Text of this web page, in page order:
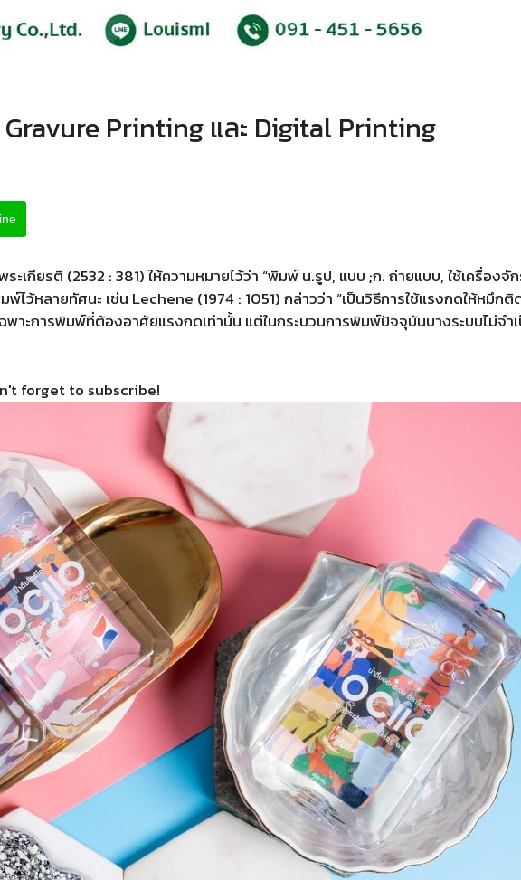
Printing และ Digital Printing
ะเกียรติ (2532 : 381) ให้ความหมายไว้ว่า “พิมพ์ น.รูป, แบบ ;ก. ถ่ายแบบ, ใช้เครื่อ
ว้หลายทัศนะ เช่น Lechene (1974 : 1051) กล่าวว่า “เป็นวิธีการใช้แรงกดให้ห
พาะการพิมพ์ที่ต้องอาศัยแรงกดเท่านั้น แต่ในกระบวนการพิมพ์ปัจจุบันบางระบบไม่จ
forget to subscribe!